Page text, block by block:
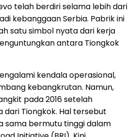
telah berdiri selama lebih dari
kebanggaan Serbia. Pabrik ini
satu simbol nyata dari kerja
antara Tiongkok
kendala operasional,
kebangkrutan. Namun,
pada 2016 setelah
Tiongkok. Hal tersebut
sama bermutu tinggi dalam